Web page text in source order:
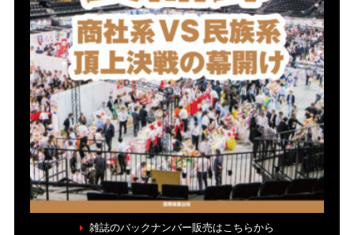
雑誌のバックナンバー販売はこちらから